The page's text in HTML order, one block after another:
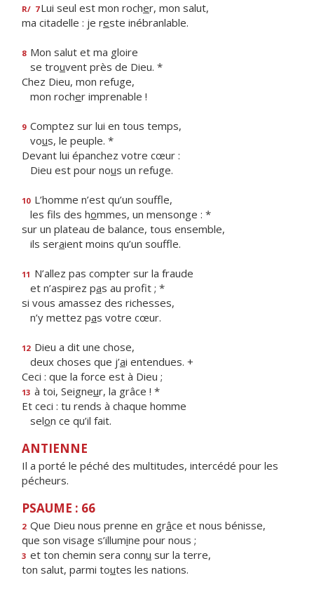
R/ 7 Lui seul est mon rocher, mon salut,
ma citadelle : je reste inébranlable.
8 Mon salut et ma gloire
se trouvent près de Dieu. *
Chez Dieu, mon refuge,
mon rocher imprenable !
9 Comptez sur lui en tous temps,
vous, le peuple. *
Devant lui épanchez votre cœur :
Dieu est pour nous un refuge.
10 L’homme n’est qu’un souffle,
les fils des hommes, un mensonge : *
sur un plateau de balance, tous ensemble,
ils seraient moins qu’un souffle.
11 N’allez pas compter sur la fraude
et n’aspirez pas au profit ; *
si vous amassez des richesses,
n’y mettez pas votre cœur.
12 Dieu a dit une chose,
deux choses que j’ai entendues. +
Ceci : que la force est à Dieu ;
13 à toi, Seigneur, la grâce ! *
Et ceci : tu rends à chaque homme
selon ce qu’il fait.
ANTIENNE
Il a porté le péché des multitudes, intercédé pour les
pécheurs.
PSAUME : 66
2 Que Dieu nous prenne en grâce et nous bénisse,
que son visage s’illumine pour nous ;
3 et ton chemin sera connu sur la terre,
ton salut, parmi toutes les nations.